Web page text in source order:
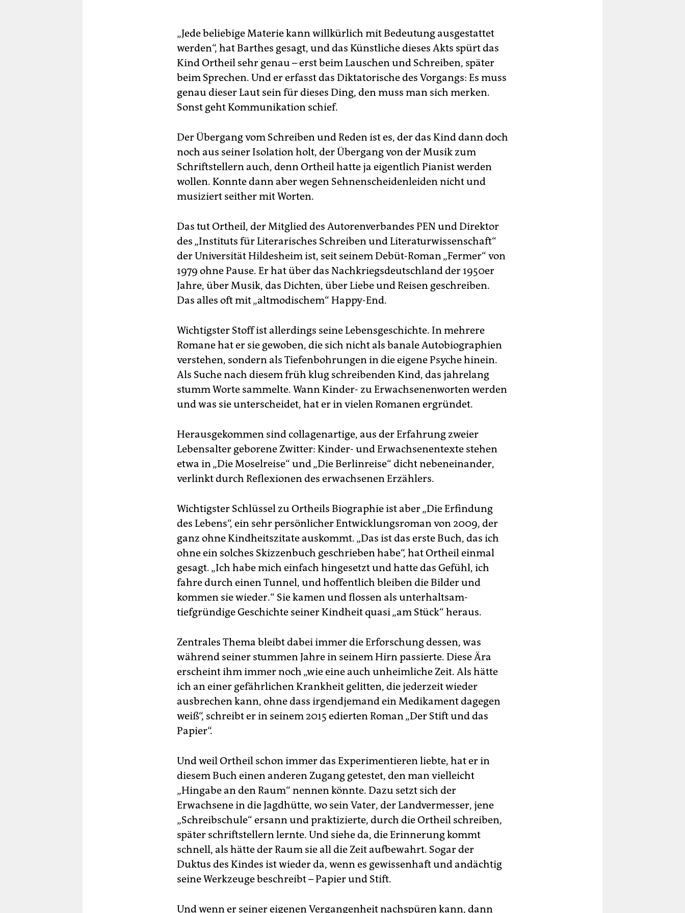
„Jede beliebige Materie kann willkürlich mit Bedeutung ausgestattet
werden“, hat Barthes gesagt, und das Künstliche dieses Akts spürt das
Kind Ortheil sehr genau – erst beim Lauschen und Schreiben, später
beim Sprechen. Und er erfasst das Diktatorische des Vorgangs: Es muss
genau dieser Laut sein für dieses Ding, den muss man sich merken.
Sonst geht Kommunikation schief.
Der Übergang vom Schreiben und Reden ist es, der das Kind dann doch
noch aus seiner Isolation holt, der Übergang von der Musik zum
Schriftstellern auch, denn Ortheil hatte ja eigentlich Pianist werden
wollen. Konnte dann aber wegen Sehnenscheidenleiden nicht und
musiziert seither mit Worten.
Das tut Ortheil, der Mitglied des Autorenverbandes PEN und Direktor
des „Instituts für Literarisches Schreiben und Literaturwissenschaft“
der Universität Hildesheim ist, seit seinem Debüt-Roman „Fermer“ von
1979 ohne Pause. Er hat über das Nachkriegsdeutschland der 1950er
Jahre, über Musik, das Dichten, über Liebe und Reisen geschreiben.
Das alles oft mit „altmodischem“ Happy-End.
Wichtigster Stoff ist allerdings seine Lebensgeschichte. In mehrere
Romane hat er sie gewoben, die sich nicht als banale Autobiographien
verstehen, sondern als Tiefenbohrungen in die eigene Psyche hinein.
Als Suche nach diesem früh klug schreibenden Kind, das jahrelang
stumm Worte sammelte. Wann Kinder- zu Erwachsenenworten werden
und was sie unterscheidet, hat er in vielen Romanen ergründet.
Herausgekommen sind collagenartige, aus der Erfahrung zweier
Lebensalter geborene Zwitter: Kinder- und Erwachsenentexte stehen
etwa in „Die Moselreise“ und „Die Berlinreise“ dicht nebeneinander,
verlinkt durch Reflexionen des erwachsenen Erzählers.
Wichtigster Schlüssel zu Ortheils Biographie ist aber „Die Erfindung
des Lebens“, ein sehr persönlicher Entwicklungsroman von 2009, der
ganz ohne Kindheitszitate auskommt. „Das ist das erste Buch, das ich
ohne ein solches Skizzenbuch geschrieben habe“, hat Ortheil einmal
gesagt. „Ich habe mich einfach hingesetzt und hatte das Gefühl, ich
fahre durch einen Tunnel, und hoffentlich bleiben die Bilder und
kommen sie wieder.“ Sie kamen und flossen als unterhaltsam-
tiefgründige Geschichte seiner Kindheit quasi „am Stück“ heraus.
Zentrales Thema bleibt dabei immer die Erforschung dessen, was
während seiner stummen Jahre in seinem Hirn passierte. Diese Ära
erscheint ihm immer noch „wie eine auch unheimliche Zeit. Als hätte
ich an einer gefährlichen Krankheit gelitten, die jederzeit wieder
ausbrechen kann, ohne dass irgendjemand ein Medikament dagegen
weiß“, schreibt er in seinem 2015 edierten Roman „Der Stift und das
Papier“.
Und weil Ortheil schon immer das Experimentieren liebte, hat er in
diesem Buch einen anderen Zugang getestet, den man vielleicht
„Hingabe an den Raum“ nennen könnte. Dazu setzt sich der
Erwachsene in die Jagdhütte, wo sein Vater, der Landvermesser, jene
„Schreibschule“ ersann und praktizierte, durch die Ortheil schreiben,
später schriftstellern lernte. Und siehe da, die Erinnerung kommt
schnell, als hätte der Raum sie all die Zeit aufbewahrt. Sogar der
Duktus des Kindes ist wieder da, wenn es gewissenhaft und andächtig
seine Werkzeuge beschreibt – Papier und Stift.
Und wenn er seiner eigenen Vergangenheit nachspüren kann, dann